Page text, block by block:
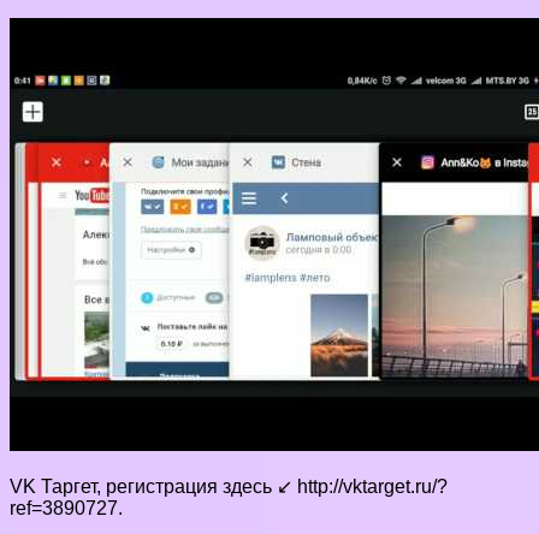
VK Таргет, регистрация здесь ↙ http://vktarget.ru/?
ref=3890727.